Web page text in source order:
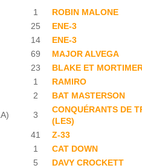
1
ROBIN MALONE
25
ENE-3
14
ENE-3
69
MAJOR ALVEGA
23
BLAKE ET
1
RAMIRO
2
BAT MASTERSON
3
CONQUÉRANTS DE
(LES)
41
Z-33
1
CAT DOWN
5
DAVY CROCKETT